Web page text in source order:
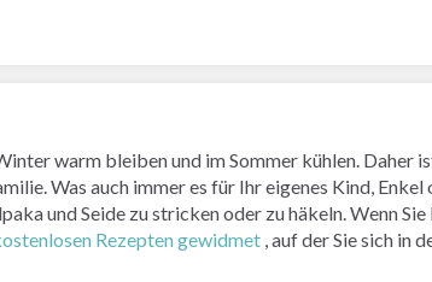
warm bleiben und im Sommer kühlen. Daher
Was auch immer es für Ihr eigenes Kind, Enkel
und Seide zu stricken oder zu häkeln. Wenn Sie
Rezepten gewidmet , auf der Sie sich in